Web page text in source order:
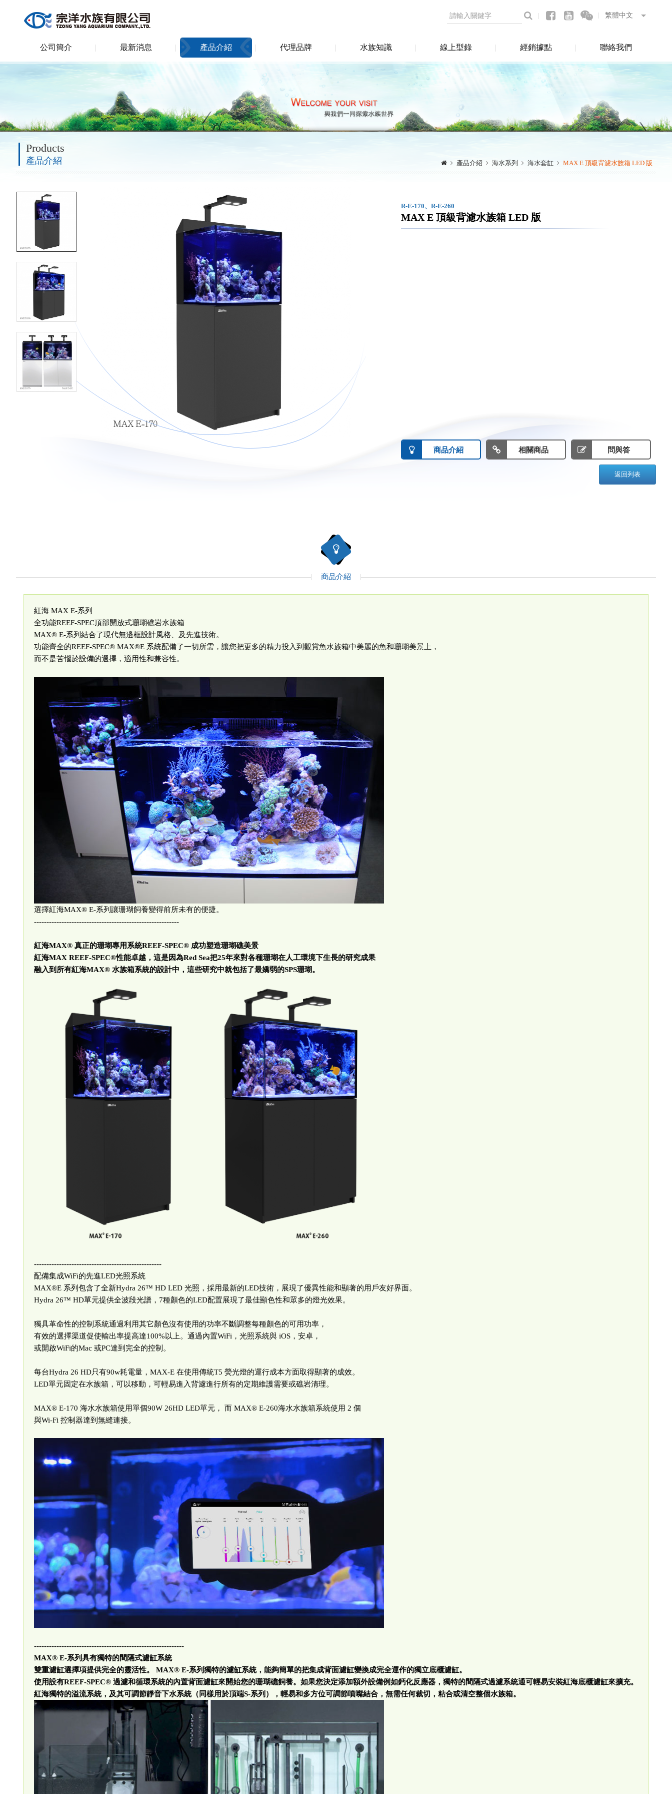
公司簡介 最新消息 產品介紹 代理品牌 水族知識 線上型錄 經銷據點 聯絡我們
Products
產品介紹 產品介紹 海水系列 海水套缸 MAX E 頂級背濾水族箱 LED 版
R-E-170、R-E-260
MAX E 頂級背濾水族箱 LED 版
商品介紹 相關商品 問與答
返回列表
商品介紹
紅海 MAX E-系列
全功能REEF-SPEC頂部開放式珊瑚礁岩水族箱
MAX® E-系列結合了現代無邊框設計風格、及先進技術。
功能齊全的REEF-SPEC® MAX®E 系統配備了一切所需，讓您把更多的精力投入到觀賞魚水族箱中美麗的魚和珊瑚美景上，
而不是苦惱於設備的選擇，適用性和兼容性。
選擇紅海MAX® E-系列讓珊瑚飼養變得前所未有的便捷。
----------------------------------------------------------
紅海MAX® 真正的珊瑚專用系統REEF-SPEC® 成功塑造珊瑚礁美景
紅海MAX REEF-SPEC®性能卓越，這是因為Red Sea把25年來對各種珊瑚在人工環境下生長的研究成果
融入到所有紅海MAX® 水族箱系統的設計中，這些研究中就包括了最嬌弱的SPS珊瑚。
---------------------------------------------------
配備集成WiFi的先進LED光照系統
MAX®E 系列包含了全新Hydra 26™ HD LED 光照，採用最新的LED技術，展現了優異性能和顯著的用戶友好界面。
Hydra 26™ HD單元提供全波段光譜，7種顏色的LED配置展現了最佳顯色性和眾多的燈光效果。
獨具革命性的控制系統通過利用其它顏色沒有使用的功率不斷調整每種顏色的可用功率，
有效的選擇渠道促使輸出率提高達100%以上。通過內置WiFi，光照系統與 iOS，安卓，
或開啟WiFi的Mac 或PC達到完全的控制。
每台Hydra 26 HD只有90w耗電量，MAX-E 在使用傳統T5 熒光燈的運行成本方面取得顯著的成效。
LED單元固定在水族箱，可以移動，可輕易進入背濾進行所有的定期維護需要或礁岩清理。
MAX® E-170 海水水族箱使用單個90W 26HD LED單元， 而 MAX® E-260海水水族箱系統使用 2 個
與Wi-Fi 控制器達到無縫連接。
------------------------------------------------------------
MAX® E-系列具有獨特的間隔式濾缸系統
雙重濾缸選擇項提供完全的靈活性。
MAX® E-系列獨特的濾缸系統，能夠簡單的把集成背面濾缸變換成完全運作的獨立底櫃濾缸。
使用設有REEF-SPEC® 過濾和循環系統的內置背面濾缸來開始您的珊瑚礁飼養。如果您決定添加額外設備例如鈣化反應器，獨特的間隔式過濾系統通可輕易安裝紅海底櫃濾缸來擴充。
紅海獨特的溢流系統，及其可調節靜音下水系統（同樣用於頂端S-系列），輕易和多方位可調節噴嘴結合，無需任何裁切，粘合或清空整個水族箱。